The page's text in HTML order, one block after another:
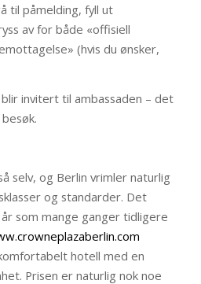
til påmelding, fyll ut
av for både «offisiell
(hvis du ønsker,
invitert til ambassaden – det
selv, og Berlin vrimler naturlig
og standarder. Det
som mange ganger tidligere
hotell med en
Prisen er naturlig nok noe